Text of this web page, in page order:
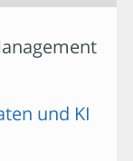
und KI